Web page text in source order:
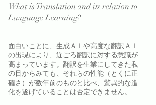
What is Translation and its relation to
Language Learning?
面白いことに、生成ＡＩや高度な翻訳ＡＩ
の出現により、近ごろ翻訳に対する意識が
高まっています。翻訳を生業にしてきた私
の目からみても、それらの性能（とくに正
確さ）が数年前のものと比べ、驚異的な進
化を遂げていることは否定できません。